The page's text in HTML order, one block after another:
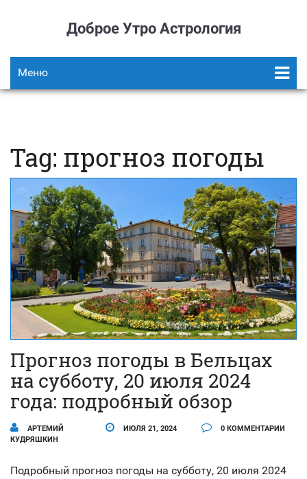
Доброе Утро Астрология
Меню
Tag: прогноз погоды
Прогноз погоды в Бельцах
на субботу, 20 июля 2024
года: подробный обзор
АРТЕМИЙ
КУДРЯШКИН
ИЮЛЯ 21, 2024 0 КОММЕНТАРИИ
Подробный прогноз погоды на субботу, 20 июля 2024